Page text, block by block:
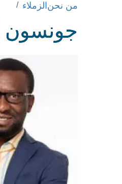
من نحن الزملاء
جونسون